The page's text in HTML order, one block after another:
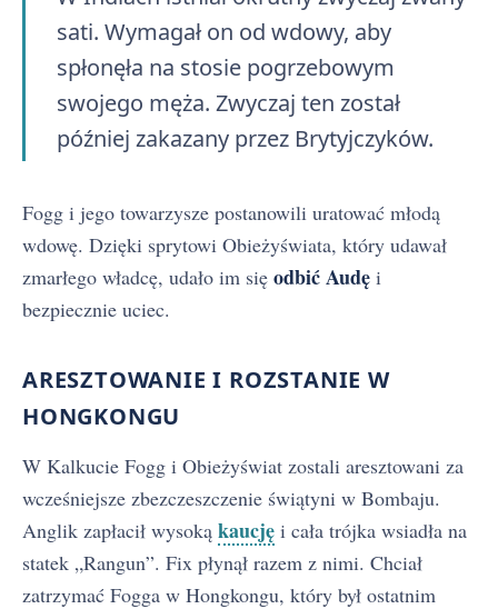
sati. Wymagał on od wdowy, aby
spłonęła na stosie pogrzebowym
swojego męża. Zwyczaj ten został
później zakazany przez Brytyjczyków.
Fogg i jego towarzysze postanowili uratować młodą
wdowę. Dzięki sprytowi Obieżyświata, który udawał
zmarłego władcę, udało im się odbić Audę i
bezpiecznie uciec.
ARESZTOWANIE I ROZSTANIE W
HONGKONGU
W Kalkucie Fogg i Obieżyświat zostali aresztowani za
wcześniejsze zbezczeszczenie świątyni w Bombaju.
Anglik zapłacił wysoką kaucję i cała trójka wsiadła na
statek „Rangun”. Fix płynął razem z nimi. Chciał
zatrzymać Fogga w Hongkongu, który był ostatnim